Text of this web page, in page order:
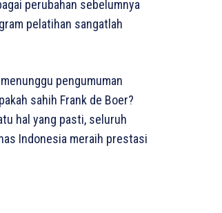
perubahan sebelumnya
pelatihan sangatlah
pengumuman
sahih Frank de Boer?
hal yang pasti, seluruh
Indonesia meraih prestasi